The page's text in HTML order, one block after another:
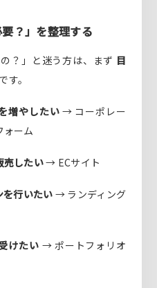
要？」を整理する
？」と迷う方は、まず 目
す。
増やしたい → コーポレー
ォーム
売したい→ ECサイト
を行いたい → ランディング
けたい → ポートフォリオ